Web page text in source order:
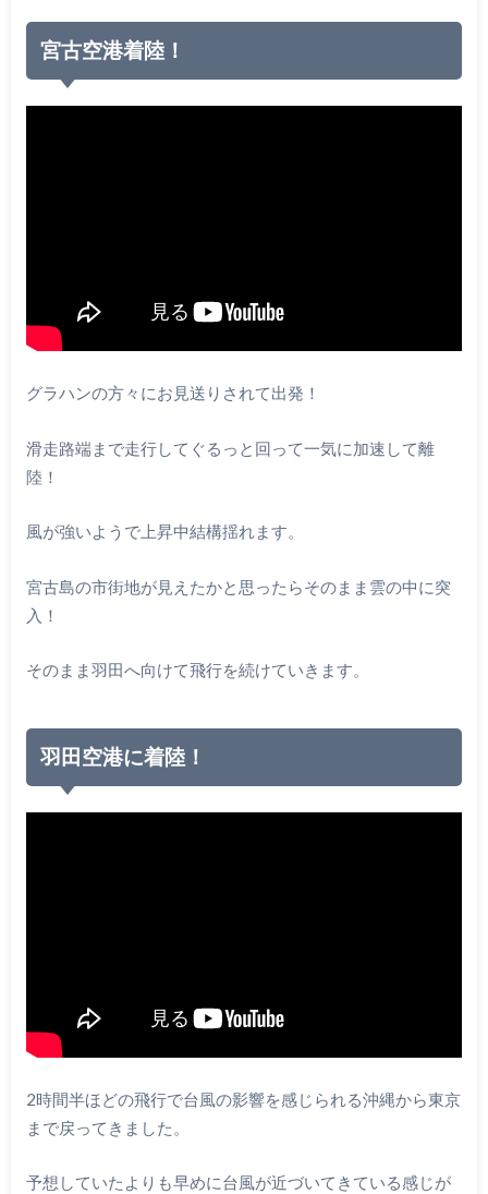
宮古空港着陸！
グラハンの方々にお見送りされて出発！
滑走路端まで走行してぐるっと回って一気に加速して離
陸！
風が強いようで上昇中結構揺れます。
宮古島の市街地が見えたかと思ったらそのまま雲の中に突
入！
そのまま羽田へ向けて飛行を続けていきます。
羽田空港に着陸！
2時間半ほどの飛行で台風の影響を感じられる沖縄から東京
まで戻ってきました。
予想していたよりも早めに台風が近づいてきている感じが